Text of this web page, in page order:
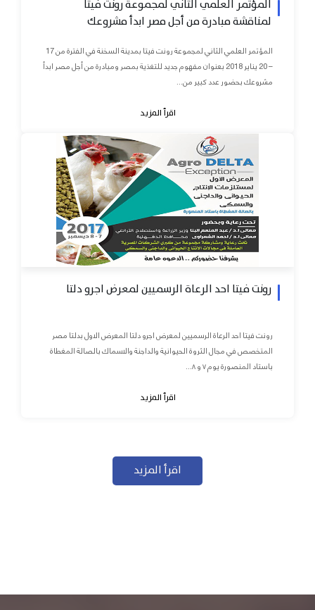
المؤتمر العلمي الثاني لمجموعة رونت فيتا
لمناقشة مبادرة من أجل مصر ابدأ مشروعك
المؤتمر العلمي الثاني لمجموعة رونت فيتا بمدينة السخنة في الفترة من 17
– 20 يناير 2018 بعنوان مفهوم جديد للتغذية بمصر ومبادرة من أجل مصر ابدأ
مشروعك بحضور عدد كبير من...
اقرأ المزيد
رونت فيتا احد الرعاة الرسميين لمعرض اجرو دلتا
رونت فيتا احد الرعاة الرسميين لمعرض اجرو دلتا المعرض الاول بدلتا مصر
المتخصص في مجال الثروة الحيوانية والداجنة والاسماك بالصالة المغطاة
باستاد المنصورة يوم ٧ و ٨...
اقرأ المزيد
اقرأ المزيد